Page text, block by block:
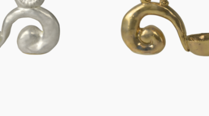
Berliner Duft
Einzelstücke